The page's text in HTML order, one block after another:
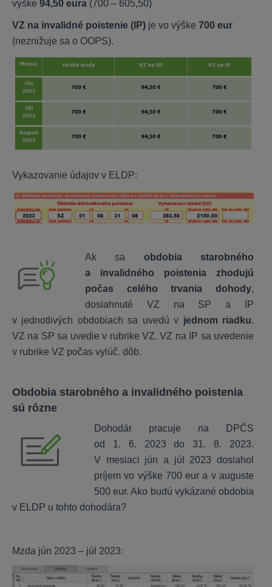
Peňažný denník
Záväzky a pohľadávky
DPH
Majetok
Sklad
Jazdy a cestovné príkazy
Uzávierky, DPFO
Nastavenia, inštalácia
KROS aplikácie
OLYMP
Výpočet miezd
Prevodné príkazy
Ročné zúčtovanie dane a ZP
Dokumenty, exporty a importy
Nastavenia
DPH
Všeobecné
Majetok
Uzávierka roka a daňové priznania
Stavebné riešenie
výške 94,50 eura (700 – 605,50)
VZ na invalidné poistenie (IP) je vo výške 700 eur
(neznižuje sa o OOPS).
Vykazovanie údajov v ELDP:
Ak sa obdobia starobného
a invalidného poistenia zhodujú
počas celého trvania dohody,
dosiahnuté VZ na SP a IP
v jednotlivých obdobiach sa uvedú v jednom riadku.
VZ na SP sa uvedie v rubrike VZ. VZ na IP sa uvedenie
v rubrike VZ počas vylúč. dôb.
Obdobia starobného a invalidného poistenia
sú rôzne
Dohodár pracuje na DPČS
od 1. 6. 2023 do 31. 8. 2023.
V mesiaci jún a júl 2023 dosiahol
príjem vo výške 700 eur a v auguste
500 eur. Ako budú vykázané obdobia
v ELDP u tohto dohodára?
Mzda jún 2023 – júl 2023: